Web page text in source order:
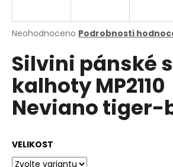
Průměrné
produktu
je
0,0
5
hvězdiček.
Neohodnoceno Podrobnosti
Silvini pánské
kalhoty MP2110
Neviano tiger-
VELIKOST
j
t
?